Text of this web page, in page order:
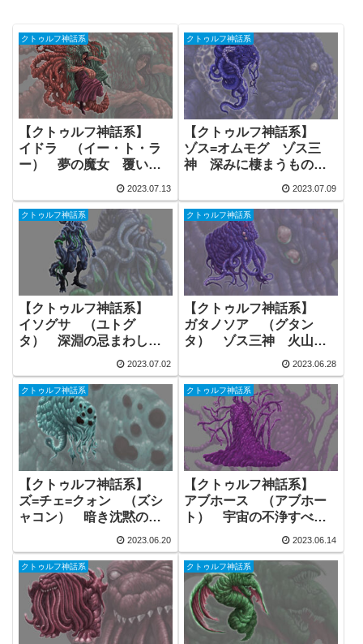
クトゥルフ神話系
【クトゥルフ神話系】
イドラ （イー・ト・ラ
ー） 夢の魔女 覆い隠
2023.07.13
クトゥルフ神話系
【クトゥルフ神話系】
ゾス=オムモグ ゾス三
神 深みに棲まうもの
2023.07.09
クトゥルフ神話系
【クトゥルフ神話系】
イソグサ （ユトグ
タ） 深淵の忌まわしき
もの ゾス三神 旧支配
者 神話生物 フリー素
材
2023.07.02
クトゥルフ神話系
【クトゥルフ神話系】
ガタノソア （グタン
タ） ゾス三神 火山の
主 旧支配者 フリー素
材
2023.06.28
クトゥルフ神話系
【クトゥルフ神話系】
ズ=チェ=クォン （ズシ
ャコン） 暗き沈黙のも
の 旧支配者 フリー素
材
2023.06.20
クトゥルフ神話系
【クトゥルフ神話系】
アブホース （アブホー
ト） 宇宙の不浄すべて
の母にして父 フリー素
材
2023.06.14
クトゥルフ神話系 クトゥルフ神話系